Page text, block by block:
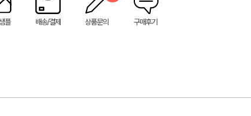
플 배송/결제 상품문의 구매후기